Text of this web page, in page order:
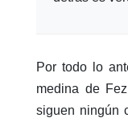
Por todo lo
medina de
siguen ningún